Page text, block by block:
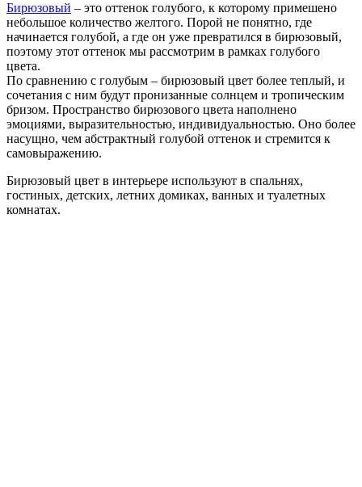
Бирюзовый – это оттенок голубого, к которому примешено
небольшое количество желтого. Порой не понятно, где
начинается голубой, а где он уже превратился в бирюзовый,
поэтому этот оттенок мы рассмотрим в рамках голубого
цвета.
По сравнению с голубым – бирюзовый цвет более теплый, и
сочетания с ним будут пронизанные солнцем и тропическим
бризом. Пространство бирюзового цвета наполнено
эмоциями, выразительностью, индивидуальностью. Оно более
насущно, чем абстрактный голубой оттенок и стремится к
самовыражению.
Бирюзовый цвет в интерьере используют в спальнях,
гостиных, детских, летних домиках, ванных и туалетных
комнатах.